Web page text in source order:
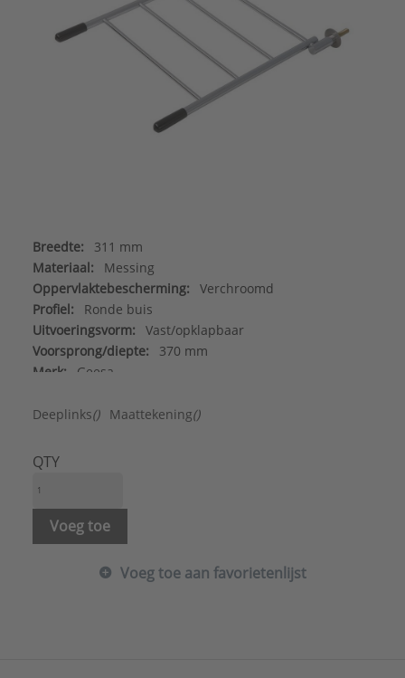
Breedte:
311 mm
Materiaal:
Messing
Oppervlaktebescherming:
Verchroomd
Profiel:
Ronde buis
Uitvoeringsvorm:
Vast/opklapbaar
Voorsprong/diepte:
370 mm
Merk:
Geesa
Serie:
Hotel
Deeplinks() Maattekening()
QTY
Voeg toe
Voeg toe aan favorietenlijst